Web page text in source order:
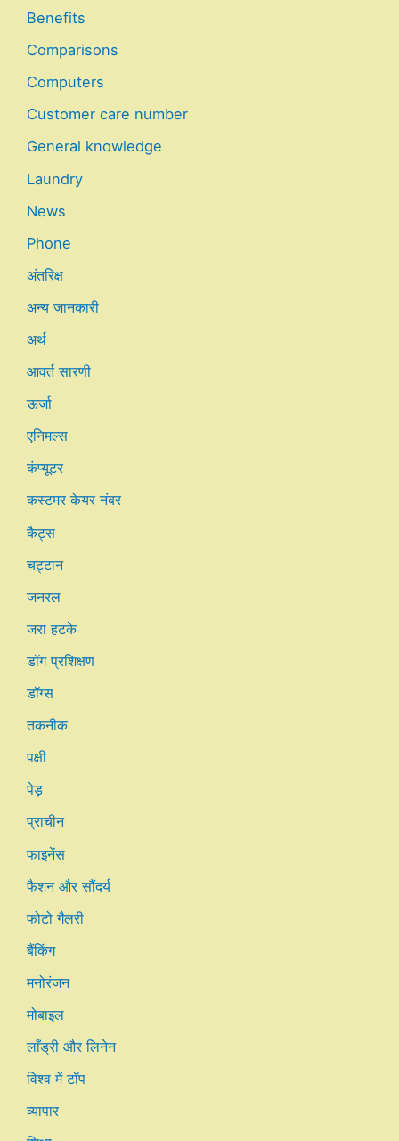
Benefits
Comparisons
Computers
Customer care number
General knowledge
Laundry
News
Phone
अंतरिक्ष
अन्य जानकारी
अर्थ
आवर्त सारणी
ऊर्जा
एनिमल्स
कंप्यूटर
कस्टमर केयर नंबर
कैट्स
चट्टान
जनरल
जरा हटके
डॉग प्रशिक्षण
डॉग्स
तकनीक
पक्षी
पेड़
प्राचीन
फाइनेंस
फैशन और सौंदर्य
फोटो गैलरी
बैंकिंग
मनोरंजन
मोबाइल
लाँड्री और लिनेन
विश्व में टॉप
व्यापार